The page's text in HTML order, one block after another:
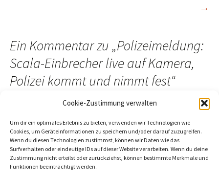
Cookie-Zustimmung verwalten
Um dir ein optimales Erlebnis zu bieten, verwenden wir Technologien wie
Cookies, um Geräteinformationen zu speichern und/oder darauf zuzugreifen.
Wenn du diesen Technologien zustimmst, können wir Daten wie das
Surfverhalten oder eindeutige IDs auf dieser Website verarbeiten. Wenn du deine
Zustimmung nicht erteilst oder zurückziehst, können bestimmte Merkmale und
Funktionen beeinträchtigt werden.
→
Ein Kommentar zu „Polizeimeldung:
Scala-Einbrecher live auf Kamera,
Polizei kommt und nimmt fest“
Pingback:Chinesisch, Grün Weiß, Dieb von Kamera ins
Polizeiauto: Pressesch(l)au Werder KW02/25 -
werderanderhavel.de